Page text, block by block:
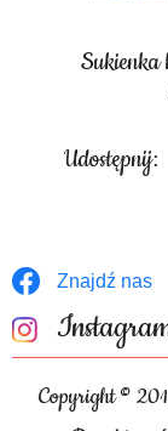
Udostępnij:
Znajdź nas
Copyright ©